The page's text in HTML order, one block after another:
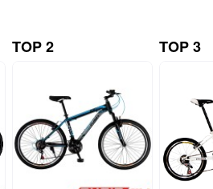
TOP 2 TOP 3